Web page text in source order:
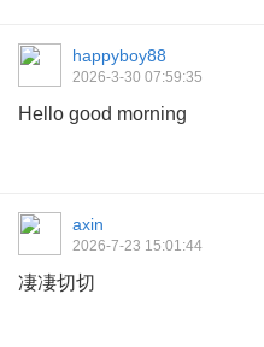
happyboy88
2026-3-30 07:59:35
Hello good morning
axin
2026-7-23 15:01:44
凄凄切切